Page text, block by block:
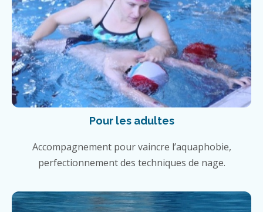
Pour les adultes
Accompagnement pour vaincre l’aquaphobie,
perfectionnement des techniques de nage.